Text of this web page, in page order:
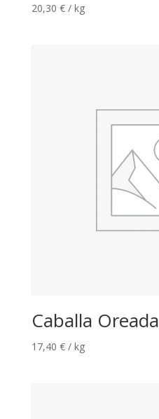
20,30 € / kg
Caballa Oreada
17,40 € / kg